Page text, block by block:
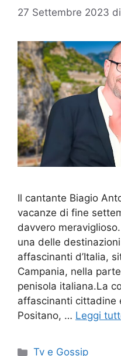
27 Settembre 2023 di
Il cantante Biagio
vacanze di fine
davvero
una delle
affascinanti d’Italia,
Campania, nella
penisola italiana.La
affascinanti cittadine
Positano, … Leggi
Categorie
Tv e Gossip